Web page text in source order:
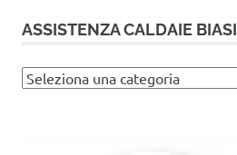
ASSISTENZA CALDAIE BIASI
Assistenza